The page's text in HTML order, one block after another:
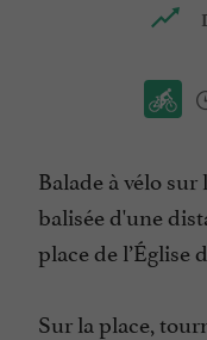
Balade à vélo
balisée d'une
place de l’Église
Sur la place,